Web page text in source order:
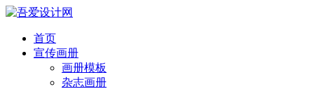
首页
宣传画册
画册模板
杂志画册